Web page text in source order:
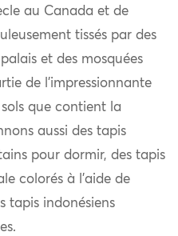
au Canada et de
tissés par des
et des mosquées
de l’impressionnante
que contient la
aussi des tapis
pour dormir, des tapis
colorés à l’aide de
tapis indonésiens